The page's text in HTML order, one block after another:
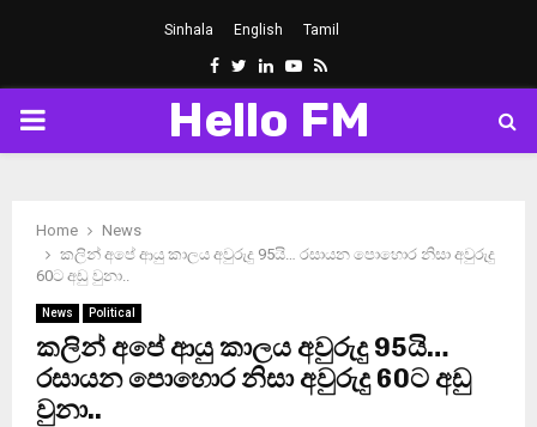
Sinhala English Tamil
Facebook
Twitter
LinkedinYoutube
Rss
PRIMARY
Hello FM
Home
News
කලින් අපේ ආයු කාලය අවුරුදු 95යි… රසායන පොහොර නිසා අවුරුදු
60ට අඩු වුනා..
News Political
කලින් අපේ ආයු කාලය අවුරුදු 95යි…
රසායන පොහොර නිසා අවුරුදු 60ට අඩු
වුනා..